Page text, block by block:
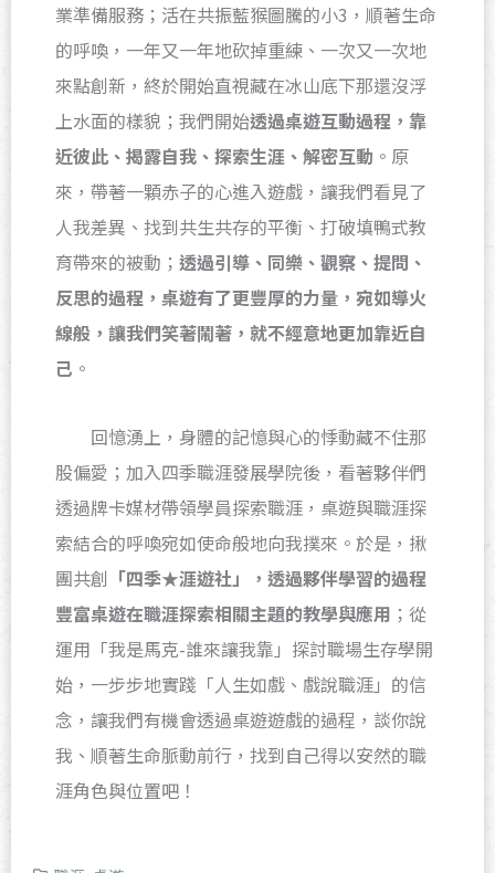
業準備服務；活在共振藍猴圖騰的小3，順著生命
的呼喚，一年又一年地砍掉重練、一次又一次地
來點創新，終於開始直視藏在冰山底下那還沒浮
上水面的樣貌；我們開始透過桌遊互動過程，靠
近彼此、揭露自我、探索生涯、解密互動 。原
來，帶著一顆赤子的心進入遊戲，讓我們看見了
人我差異、找到共生共存的平衡、打破填鴨式教
育帶來的被動； 透過引導、同樂、觀察、提問、
反思的過程，桌遊有了更豐厚的力量，宛如導火
線般，讓我們笑著鬧著，就不經意地更加靠近自
己 。
回憶湧上，身體的記憶與心的悸動藏不住那
股偏愛；加入四季職涯發展學院後，看著夥伴們
透過牌卡媒材帶領學員探索職涯，桌遊與職涯探
索結合的呼喚宛如使命般地向我撲來。於是，揪
團共創 「四季★涯遊社」，透過夥伴學習的過程
豐富桌遊在職涯探索相關主題的教學與應用 ；從
運用「我是馬克-誰來讓我靠」探討職場生存學開
始，一步步地實踐「人生如戲、戲說職涯」的信
念，讓我們有機會透過桌遊遊戲的過程，談你說
我、順著生命脈動前行，找到自己得以安然的職
涯角色與位置吧！